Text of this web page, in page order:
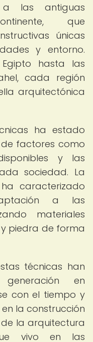
las antiguas
que
únicas
y entorno.
hasta las
cada región
arquitectónica
ha estado
factores como
y las
sociedad. La
caracterizado
a las
materiales
piedra de forma
técnicas han
en
con el tiempo y
la construcción
la arquitectura
vivo en las